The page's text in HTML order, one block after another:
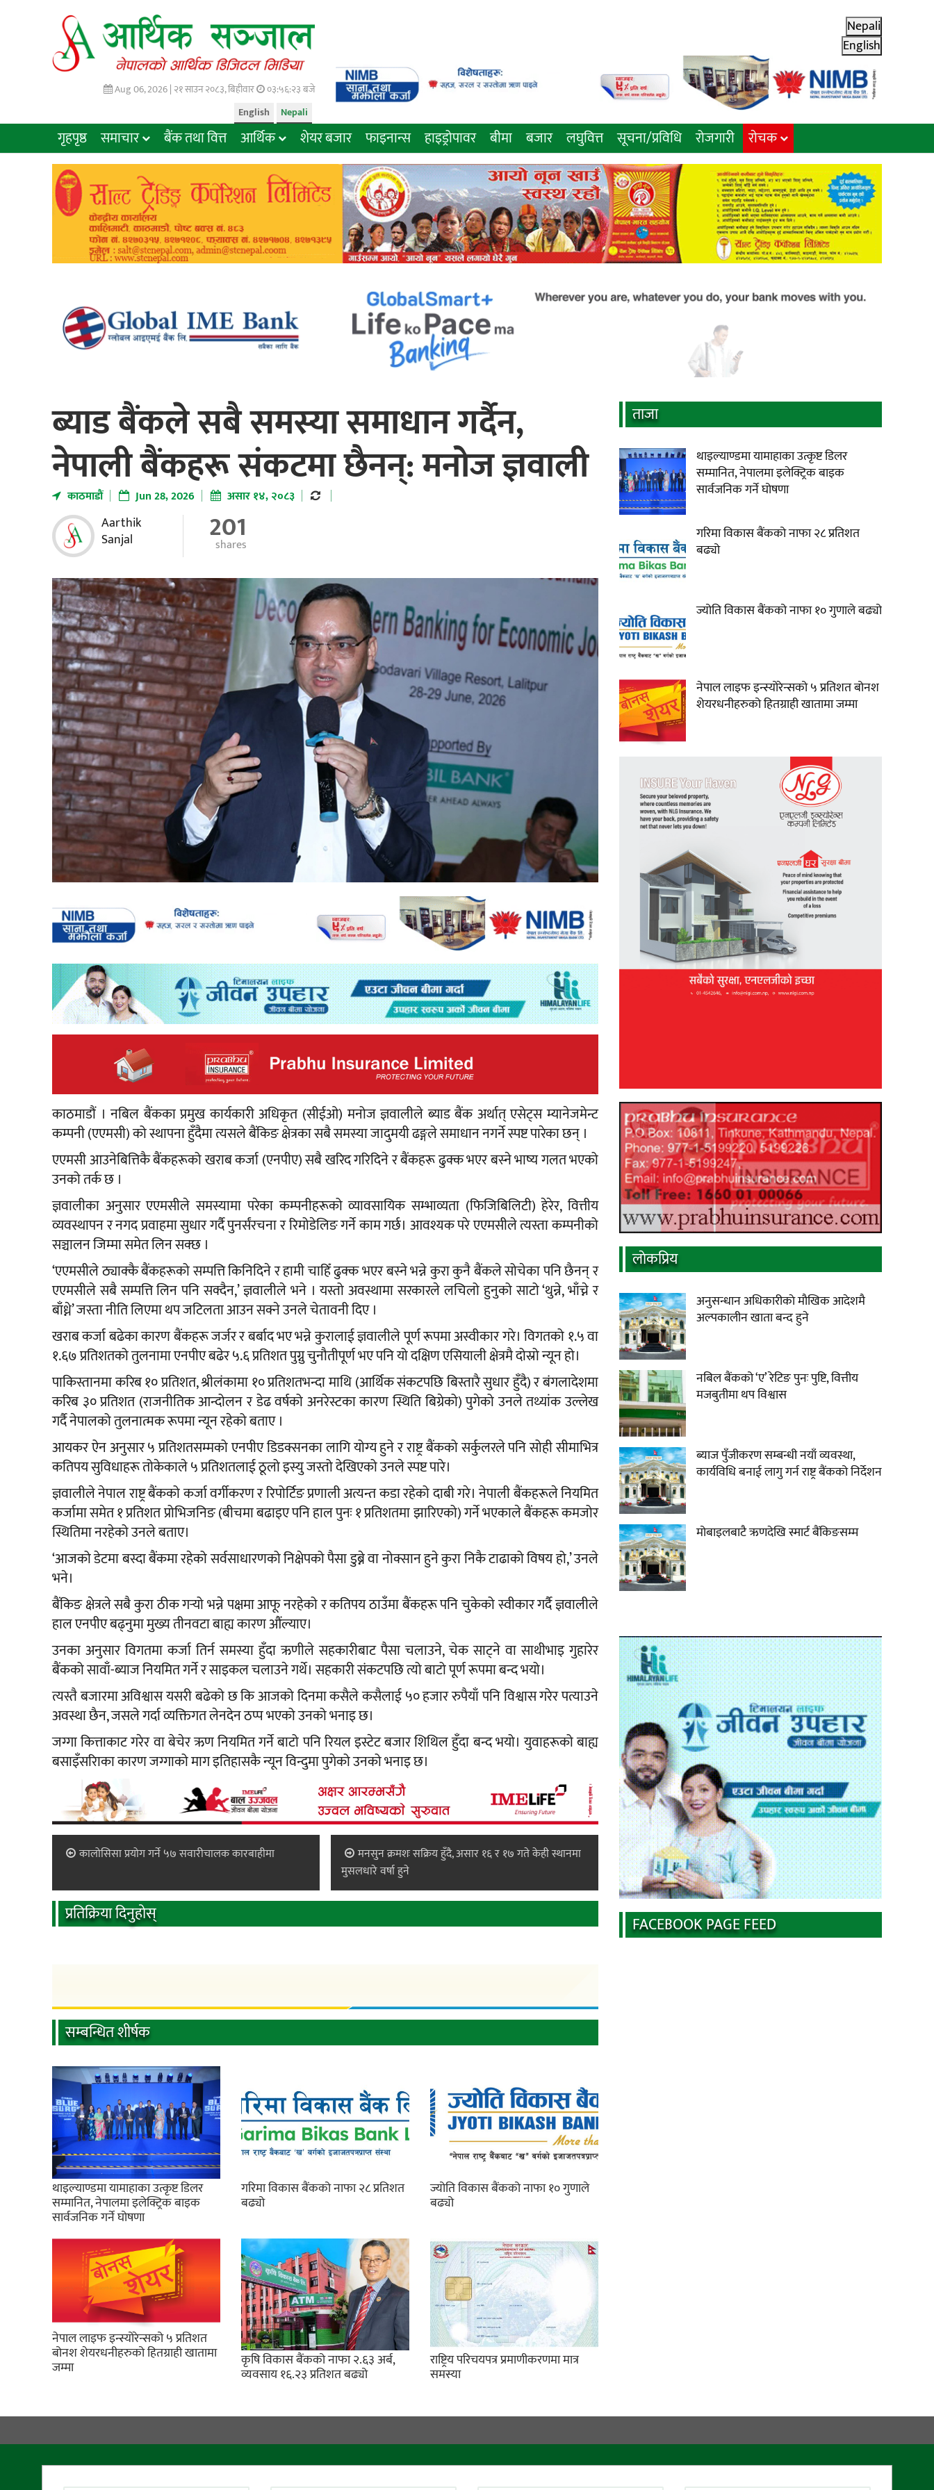
Aug 06, 2026 | २१ साउन २०८३, बिहीवार
०३:५६:२४ बजे
Nepali
English
Nepali
English
गृहपृष्ठ समाचार बैंक तथा वित्त आर्थिक शेयर बजार फाइनान्स हाइड्रोपावर बीमा बजार लघुवित्त सूचना/प्रविधि रोजगारी राेचक
ब्याड बैंकले सबै समस्या समाधान गर्दैन,
नेपाली बैंकहरू संकटमा छैनन्: मनोज ज्ञवाली
काठमाडाैं Jun 28, 2026 असार १४, २०८३
Aarthik
Sanjal
201
shares
काठमाडौं । नबिल बैंकका प्रमुख कार्यकारी अधिकृत (सीईओ) मनोज ज्ञवालीले ब्याड बैंक अर्थात् एसेट्स म्यानेजमेन्ट
कम्पनी (एएमसी) को स्थापना हुँदैमा त्यसले बैंकिङ क्षेत्रका सबै समस्या जादुमयी ढङ्गले समाधान नगर्ने स्पष्ट पारेका छन् ।
एएमसी आउनेबित्तिकै बैंकहरूको खराब कर्जा (एनपीए) सबै खरिद गरिदिने र बैंकहरू ढुक्क भएर बस्ने भाष्य गलत भएको
उनको तर्क छ ।
ज्ञवालीका अनुसार एएमसीले समस्यामा परेका कम्पनीहरूको व्यावसायिक सम्भाव्यता (फिजिबिलिटी) हेरेर, वित्तीय
व्यवस्थापन र नगद प्रवाहमा सुधार गर्दै पुनर्संरचना र रिमोडेलिङ गर्ने काम गर्छ। आवश्यक परे एएमसीले त्यस्ता कम्पनीको
सञ्चालन जिम्मा समेत लिन सक्छ ।
‘एएमसीले ठ्याक्कै बैंकहरूको सम्पत्ति किनिदिने र हामी चाहिँ ढुक्क भएर बस्ने भन्ने कुरा कुनै बैंकले सोचेका पनि छैनन् र
एएमसीले सबै सम्पत्ति लिन पनि सक्दैन,’ ज्ञवालीले भने । यस्तो अवस्थामा सरकारले लचिलो हुनुको साटो ‘थुन्ने, भाँच्ने र
बाँध्ने’ जस्ता नीति लिएमा थप जटिलता आउन सक्ने उनले चेतावनी दिए ।
खराब कर्जा बढेका कारण बैंकहरू जर्जर र बर्बाद भए भन्ने कुरालाई ज्ञवालीले पूर्ण रूपमा अस्वीकार गरे। विगतको १.५ वा
१.६७ प्रतिशतको तुलनामा एनपीए बढेर ५.६ प्रतिशत पुग्नु चुनौतीपूर्ण भए पनि यो दक्षिण एसियाली क्षेत्रमै दोस्रो न्यून हो।
पाकिस्तानमा करिब १० प्रतिशत, श्रीलंकामा १० प्रतिशतभन्दा माथि (आर्थिक संकटपछि बिस्तारै सुधार हुँदै) र बंगलादेशमा
करिब ३० प्रतिशत (राजनीतिक आन्दोलन र डेढ वर्षको अनरेस्टका कारण स्थिति बिग्रेको) पुगेको उनले तथ्यांक उल्लेख
गर्दै नेपालको तुलनात्मक रूपमा न्यून रहेको बताए ।
आयकर ऐन अनुसार ५ प्रतिशतसम्मको एनपीए डिडक्सनका लागि योग्य हुने र राष्ट्र बैंकको सर्कुलरले पनि सोही सीमाभित्र
कतिपय सुविधाहरू तोकेकाले ५ प्रतिशतलाई ठूलो इस्यु जस्तो देखिएको उनले स्पष्ट पारे।
ज्ञवालीले नेपाल राष्ट्र बैंकको कर्जा वर्गीकरण र रिपोर्टिङ प्रणाली अत्यन्त कडा रहेको दाबी गरे। नेपाली बैंकहरूले नियमित
कर्जामा समेत १ प्रतिशत प्रोभिजनिङ (बीचमा बढाइए पनि हाल पुनः १ प्रतिशतमा झारिएको) गर्ने भएकाले बैंकहरू कमजोर
स्थितिमा नरहेको उनले बताए।
‘आजको डेटमा बस्दा बैंकमा रहेको सर्वसाधारणको निक्षेपको पैसा डुब्ने वा नोक्सान हुने कुरा निकै टाढाको विषय हो,’ उनले
भने।
बैंकिङ क्षेत्रले सबै कुरा ठीक गर्‍यो भन्ने पक्षमा आफू नरहेको र कतिपय ठाउँमा बैंकहरू पनि चुकेको स्वीकार गर्दै ज्ञवालीले
हाल एनपीए बढ्नुमा मुख्य तीनवटा बाह्य कारण औंल्याए।
उनका अनुसार विगतमा कर्जा तिर्न समस्या हुँदा ऋणीले सहकारीबाट पैसा चलाउने, चेक साट्ने वा साथीभाइ गुहारेर
बैंकको सावाँ-ब्याज नियमित गर्ने र साइकल चलाउने गर्थे। सहकारी संकटपछि त्यो बाटो पूर्ण रूपमा बन्द भयो।
त्यस्तै बजारमा अविश्वास यसरी बढेको छ कि आजको दिनमा कसैले कसैलाई ५० हजार रुपैयाँ पनि विश्वास गरेर पत्याउने
अवस्था छैन, जसले गर्दा व्यक्तिगत लेनदेन ठप्प भएको उनको भनाइ छ।
जग्गा कित्ताकाट गरेर वा बेचेर ऋण नियमित गर्ने बाटो पनि रियल इस्टेट बजार शिथिल हुँदा बन्द भयो। युवाहरूको बाह्य
बसाइँसरािका कारण जग्गाको माग इतिहासकै न्यून विन्दुमा पुगेको उनको भनाइ छ।
कालोसिसा प्रयोग गर्ने ५७ सवारीचालक कारबाहीमा
मनसुन क्रमशः सक्रिय हुँदै, असार १६ र १७ गते केही स्थानमा
मुसलधारे वर्षा हुने
प्रतिक्रिया दिनुहोस्
सम्बन्धित शीर्षक
थाइल्याण्डमा यामाहाका उत्कृष्ट डिलर
सम्मानित, नेपालमा इलेक्ट्रिक बाइक
सार्वजनिक गर्ने घोषणा
गरिमा विकास बैंकको नाफा २८ प्रतिशत
बढ्यो
ज्योति विकास बैंकको नाफा १० गुणाले
बढ्यो
नेपाल लाइफ इन्स्योरेन्सको ५ प्रतिशत
बोनश शेयरधनीहरुको हितग्राही खातामा
जम्मा कृषि विकास बैंकको नाफा २.६३ अर्ब,
व्यवसाय १६.२३ प्रतिशत बढ्यो
राष्ट्रिय परिचयपत्र प्रमाणीकरणमा मात्र
समस्या
ताजा
थाइल्याण्डमा यामाहाका उत्कृष्ट डिलर
सम्मानित, नेपालमा इलेक्ट्रिक बाइक
सार्वजनिक गर्ने घोषणा
गरिमा विकास बैंकको नाफा २८ प्रतिशत
बढ्यो
ज्योति विकास बैंकको नाफा १० गुणाले बढ्यो
नेपाल लाइफ इन्स्योरेन्सको ५ प्रतिशत बोनश
शेयरधनीहरुको हितग्राही खातामा जम्मा
लाेकप्रिय
अनुसन्धान अधिकारीकाे माैखिक आदेशमै
अल्पकालीन खाता बन्द हुने
नबिल बैंकको ‘ए’ रेटिङ पुनः पुष्टि, वित्तीय
मजबुतीमा थप विश्वास
ब्याज पुँजीकरण सम्बन्धी नयाँ व्यवस्था,
कार्यविधि बनाई लागु गर्न राष्ट्र बैंकको निर्देशन
मोबाइलबाटै ऋणदेखि स्मार्ट बैंकिङसम्म
FACEBOOK PAGE FEED